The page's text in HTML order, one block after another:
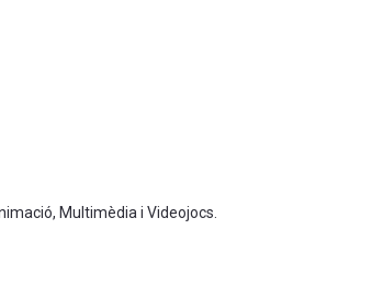
Multimèdia i Videojocs.